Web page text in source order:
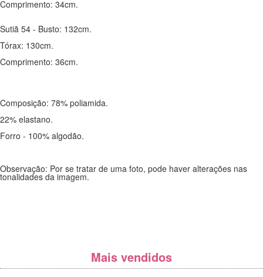
Comprimento: 34cm.
Sutiã 54 - Busto: 132cm.
Tórax: 130cm.
Comprimento: 36cm.
Composição: 78% poliamida.
22% elastano.
Forro - 100% algodão.
Observação: Por se tratar de uma foto, pode haver alterações nas
tonalidades da imagem.
Mais vendidos